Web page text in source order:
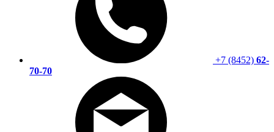
+7 (8452) 62-
70-70